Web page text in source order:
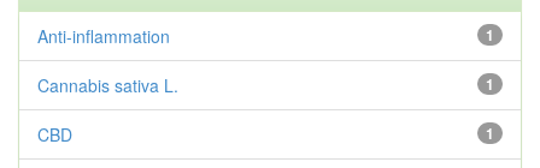
1
Anti-inflammation
1
Cannabis sativa L.
1
CBD